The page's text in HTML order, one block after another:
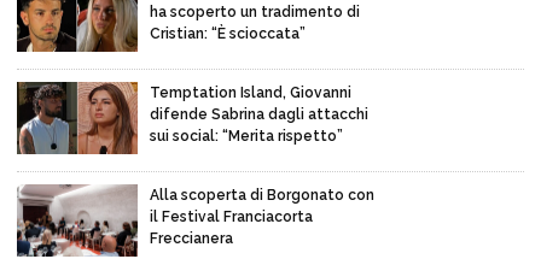
ha scoperto un tradimento di
Cristian: “È scioccata”
Temptation Island, Giovanni
difende Sabrina dagli attacchi
sui social: “Merita rispetto”
Alla scoperta di Borgonato con
il Festival Franciacorta
Freccianera